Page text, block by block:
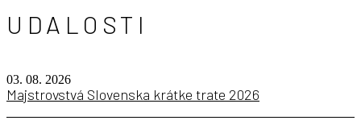
UDALOSTI
03. 08. 2026
Majstrovstvá Slovenska krátke trate 2026